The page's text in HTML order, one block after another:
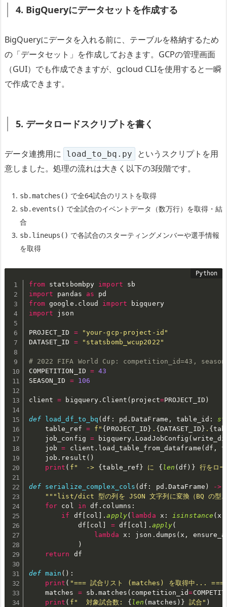
4. BigQueryにデータセットを作成する
BigQueryにデータを入れる前に、テーブルを格納するため
の「データセット」を作成しておきます。GCPの管理画面
（GUI）でも作成できますが、gcloud CLIを使用すると一瞬
で作成できます。
5. データロードスクリプトを書く
データ連携用に load_to_bq.py
というスクリプトを用
意しました。処理の流れは大きく以下の3段階です。
sb.matches() で全64試合のリストを取得
sb.events() で全試合のイベントデータ（数万行）を取得・結
合
sb.lineups() で各試合のスターティングメンバーや選手情報
を取得
from statsbombpy import
import pandas as
from google . cloud import
bigquery
import json
PROJECT_ID =
"your-gcp-project-id"
DATASET_ID = "statsbomb_wcup2022"
# 2022 FIFA World Cup: competition_id=43,
COMPETITION_ID = 43
SEASON_ID = 106
client = bigquery . Client ( project=PROJECT_ID )
def load_df_to_bq (df : pd .DataFrame , table_id :
    table_ref
= f" { PROJECT_ID } . { DATASET_ID } . {
    job_config
= bigquery . LoadJobConfig (
    job
= client . load_table_from_dataframe ( df ,
    job
. result ( )
print ( f"  -> {table_ref } に { len (df ) } 行をロ
def serialize_complex_cols (df : pd . DataFrame ) ->
"""list/dict 型の列を JSON 文字列に変換（BQ の型
for col in df . columns :
if
df col .apply( lambda x : isinstance (x
            df
col = df col . apply(
lambda x : json . dumps (x ,
)
return
df
def main ( ) :
print ( "=== 試合リスト (matches) を取得中...
    matches
= sb .matches ( competition_id=
print ( f"  対象試合数: { len (matches ) } 試合" )